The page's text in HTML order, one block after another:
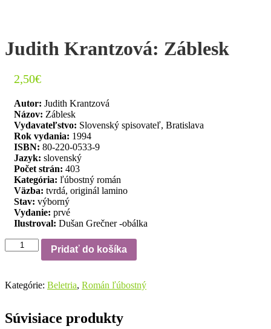
Judith Krantzová: Záblesk
2,50€
Autor: Judith Krantzová
Názov: Záblesk
Vydavateľstvo: Slovenský spisovateľ, Bratislava
Rok vydania: 1994
ISBN: 80-220-0533-9
Jazyk: slovenský
Počet strán: 403
Kategória: ľúbostný román
Väzba: tvrdá, originál lamino
Stav: výborný
Vydanie: prvé
Ilustroval: Dušan Grečner -obálka
množstvo
Judith
Pridať do košíka
Kategórie: Beletria, Román ľúbostný
Súvisiace produkty